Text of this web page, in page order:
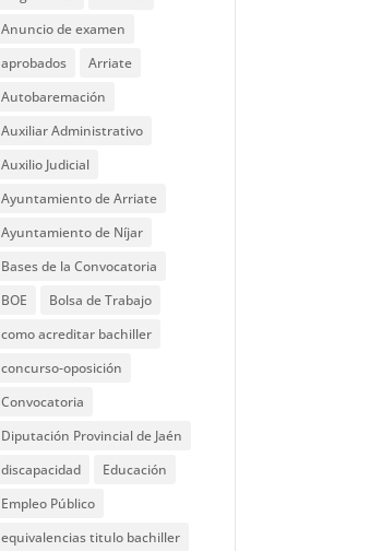
Anuncio de examen
aprobados
Arriate
Autobaremación
Auxiliar Administrativo
Auxilio Judicial
Ayuntamiento de Arriate
Ayuntamiento de Níjar
Bases de la Convocatoria
BOE
Bolsa de Trabajo
como acreditar bachiller
concurso-oposición
Convocatoria
Diputación Provincial de Jaén
discapacidad
Educación
Empleo Público
equivalencias titulo bachiller